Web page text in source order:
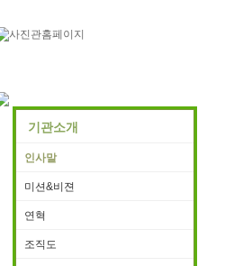
기관소개
인사말
미션&비젼
연혁
조직도